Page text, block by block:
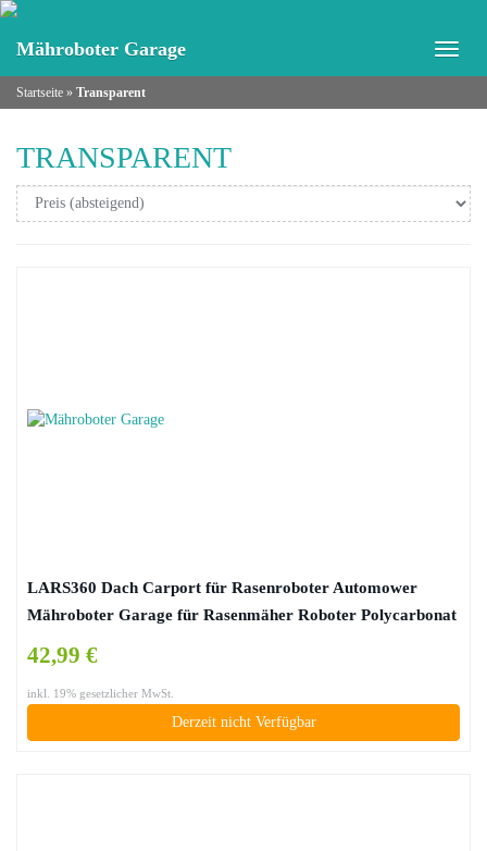
Skip
main
content
Toggle
Mähroboter Garage
Startseite » Transparent
TRANSPARENT
LARS360 Dach Carport für Rasenroboter Automower
Mähroboter Garage für Rasenmäher Roboter Polycarbonat
Haustürvordach, 103 x 77 x 45,5 cm
42,99 €
inkl. 19% gesetzlicher MwSt.
Derzeit nicht Verfügbar